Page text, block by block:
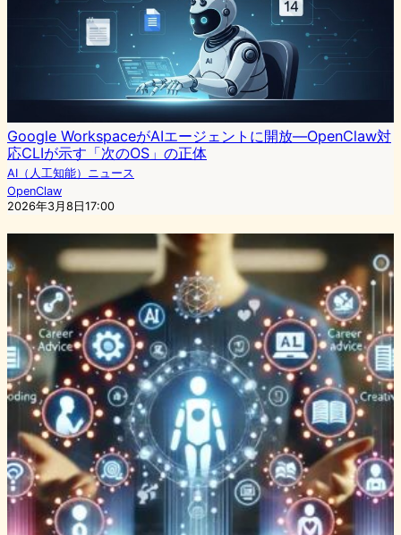
Google WorkspaceがAIエージェントに開放—OpenClaw対
応CLIが示す「次のOS」の正体
AI（人工知能）ニュース
OpenClaw
2026年3月8日17:00